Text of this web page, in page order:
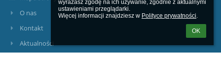
wyrażasz zgodę na ich używanie, zgodnie z aktualnymi
ustawieniami przeglądarki.
Więcej informacji znajdziesz w Polityce prywatności.
OK
O nas
Kontakt
Aktualności